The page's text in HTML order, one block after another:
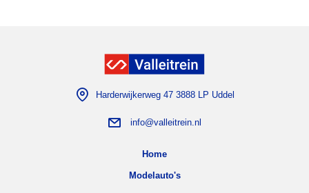
Harderwijkerweg 47 3888 LP Uddel
info@valleitrein.nl
Home
Modelauto's